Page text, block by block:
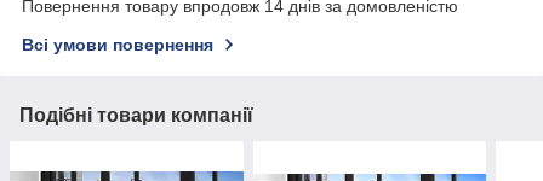
Повернення товару впродовж 14 днів за домовленістю
Всі умови повернення
Подібні товари компанії